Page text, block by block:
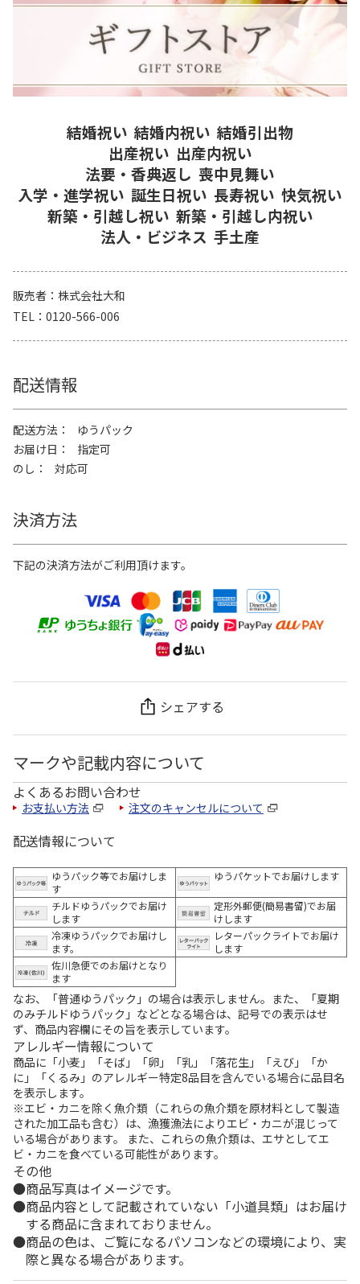
結婚祝い 結婚内祝い 結婚引出物
出産祝い 出産内祝い
法要・香典返し 喪中見舞い
入学・進学祝い 誕生日祝い 長寿祝い 快気祝い
新築・引越し祝い 新築・引越し内祝い
法人・ビジネス 手土産
販売者
株式会社大和
TEL
0120-566-006
配送情報
配送方法
ゆうパック
お届け日
指定可
のし
対応可
決済方法
下記の決済方法がご利用頂けます。
シェアする
マークや記載内容について
よくあるお問い合わせ
お支払い方法 注文のキャンセルについて
配送情報について
ゆうパック等でお届けしま
す
ゆうパケットでお届けします
チルドゆうパックでお届け
します
定形外郵便(簡易書留)でお届
けします
冷凍ゆうパックでお届けし
ます。
レターパックライトでお届け
します
佐川急便でのお届けとなり
ます
なお、「普通ゆうパック」の場合は表示しません。また、「夏期
のみチルドゆうパック」などとなる場合は、記号での表示はせ
ず、商品内容欄にその旨を表示しています。
アレルギー情報について
商品に「小麦」「そば」「卵」「乳」「落花生」「えび」「か
に」「くるみ」のアレルギー特定8品目を含んでいる場合に品目名
を表示します。
※エビ・カニを除く魚介類（これらの魚介類を原材料として製造
された加工品も含む）は、漁獲漁法によりエビ・カニが混じって
いる場合があります。 また、これらの魚介類は、エサとしてエ
ビ・カニを食べている可能性があります。
その他
商品写真はイメージです。
商品内容として記載されていない「小道具類」はお届け
する商品に含まれておりません。
商品の色は、ご覧になるパソコンなどの環境により、実
際と異なる場合があります。